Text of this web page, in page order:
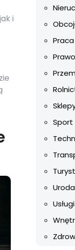
i
Praca
Prawo
Sport
Uroda
Usługi